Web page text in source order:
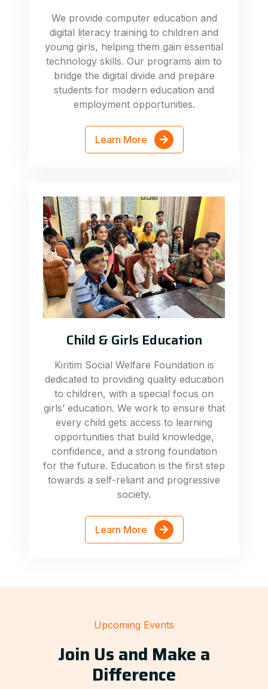
We provide computer education and
digital literacy training to children and
young girls, helping them gain essential
technology skills. Our programs aim to
bridge the digital divide and prepare
students for modern education and
employment opportunities.
Learn More
Child & Girls Education
Kiritim Social Welfare Foundation is
dedicated to providing quality education
to children, with a special focus on
girls’ education. We work to ensure that
every child gets access to learning
opportunities that build knowledge,
confidence, and a strong foundation
for the future. Education is the first step
towards a self-reliant and progressive
society.
Learn More
Upcoming Events
Join Us and Make a
Difference